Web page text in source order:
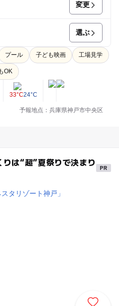
変更
選ぶ
プール 子ども映画 工場見学
OK
33°C24°C
予報地点：兵庫県神戸市中央区
は“超”夏祭りで決まり